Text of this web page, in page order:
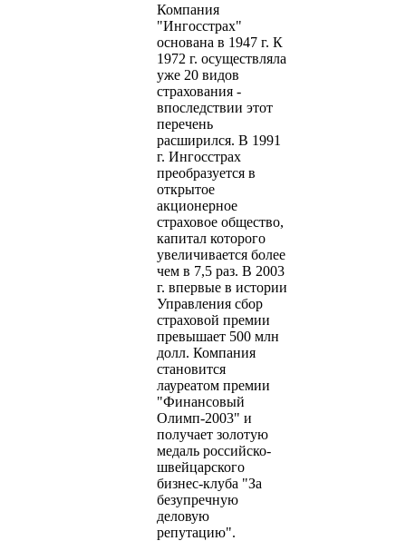
Компания
"Ингосстрах"
основана в 1947 г. К
1972 г. осуществляла
уже 20 видов
страхования -
впоследствии этот
перечень
расширился. В 1991
г. Ингосстрах
преобразуется в
открытое
акционерное
страховое общество,
капитал которого
увеличивается более
чем в 7,5 раз. В 2003
г. впервые в истории
Управления сбор
страховой премии
превышает 500 млн
долл. Компания
становится
лауреатом премии
"Финансовый
Олимп-2003" и
получает золотую
медаль российско-
швейцарского
бизнес-клуба "За
безупречную
деловую
репутацию".